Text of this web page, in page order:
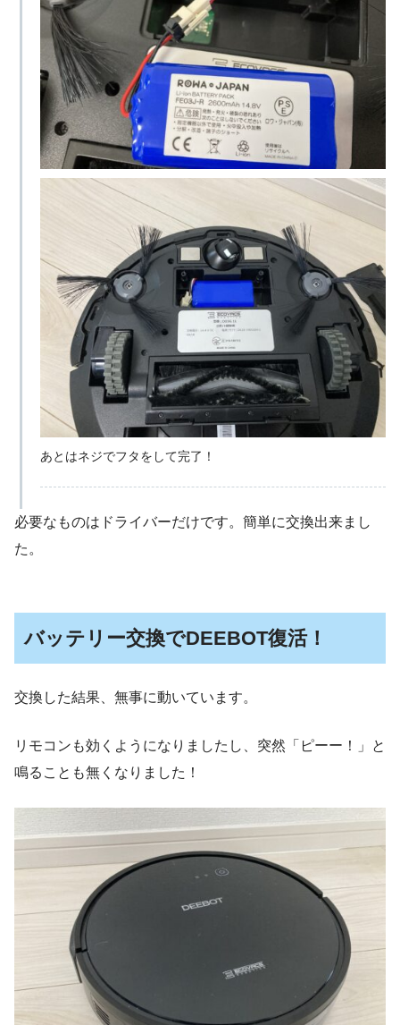
あとはネジでフタをして完了！
必要なものはドライバーだけです。簡単に交換出来まし
た。
バッテリー交換でDEEBOT復活！
交換した結果、無事に動いています。
リモコンも効くようになりましたし、突然「ピーー！」と
鳴ることも無くなりました！